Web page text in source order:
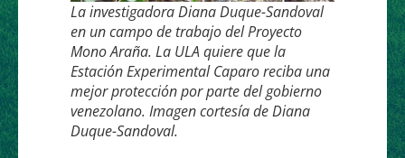
La investigadora Diana Duque-Sandoval
en un campo de trabajo del Proyecto
Mono Araña. La ULA quiere que la
Estación Experimental Caparo reciba una
mejor protección por parte del gobierno
venezolano. Imagen cortesía de Diana
Duque-Sandoval.